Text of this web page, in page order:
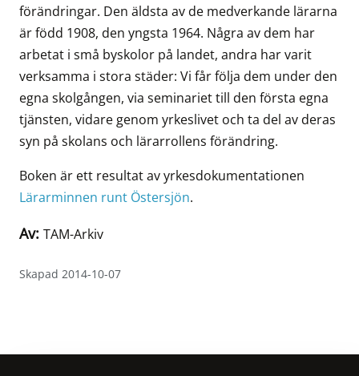
förändringar. Den äldsta av de medverkande lärarna
är född 1908, den yngsta 1964. Några av dem har
arbetat i små byskolor på landet, andra har varit
verksamma i stora städer: Vi får följa dem under den
egna skolgången, via seminariet till den första egna
tjänsten, vidare genom yrkeslivet och ta del av deras
syn på skolans och lärarrollens förändring.
Boken är ett resultat av yrkesdokumentationen
Lärarminnen runt Östersjön.
Av: TAM-Arkiv
Skapad 2014-10-07